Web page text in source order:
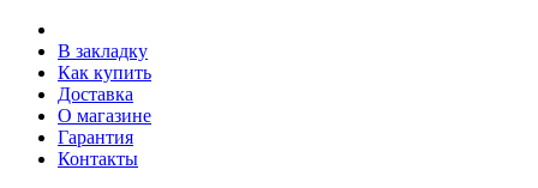
В закладку
Как купить
Доставка
О магазине
Гарантия
Контакты